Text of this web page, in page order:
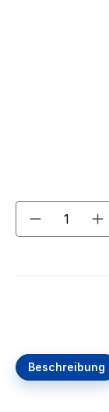
Produkt
Beschreibung